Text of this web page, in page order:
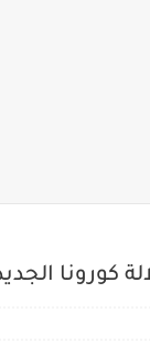
كورونا